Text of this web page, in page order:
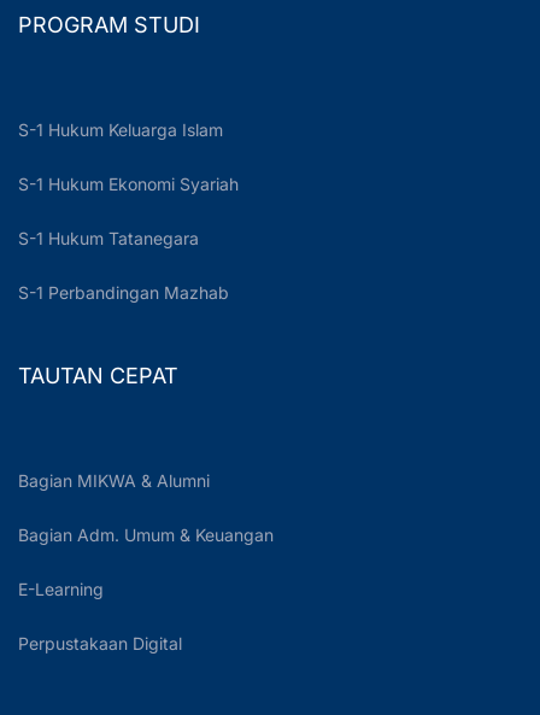
PROGRAM STUDI
S-1 Hukum Keluarga Islam
S-1 Hukum Ekonomi Syariah
S-1 Hukum Tatanegara
S-1 Perbandingan Mazhab
TAUTAN CEPAT
Bagian MIKWA & Alumni
Bagian Adm. Umum & Keuangan
E-Learning
Perpustakaan Digital